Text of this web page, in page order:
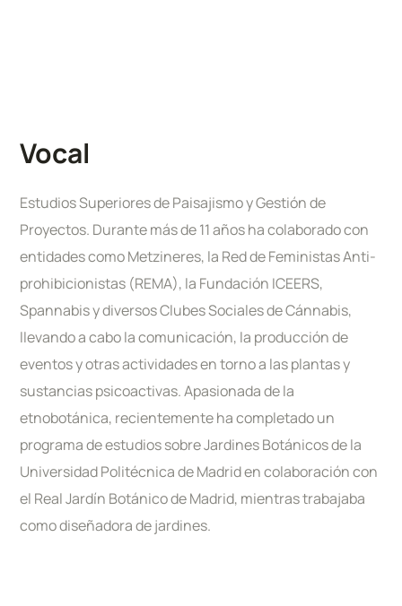
Vocal
Estudios Superiores de Paisajismo y Gestión de
Proyectos. Durante más de 11 años ha colaborado con
entidades como Metzineres, la Red de Feministas Anti-
prohibicionistas (REMA), la Fundación ICEERS,
Spannabis y diversos Clubes Sociales de Cánnabis,
llevando a cabo la comunicación, la producción de
eventos y otras actividades en torno a las plantas y
sustancias psicoactivas. Apasionada de la
etnobotánica, recientemente ha completado un
programa de estudios sobre Jardines Botánicos de la
Universidad Politécnica de Madrid en colaboración con
el Real Jardín Botánico de Madrid, mientras trabajaba
como diseñadora de jardines.